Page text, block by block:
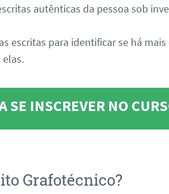
autênticas da pessoa sob
escritas para identificar se há
SE INSCREVER NO
Grafotécnico?